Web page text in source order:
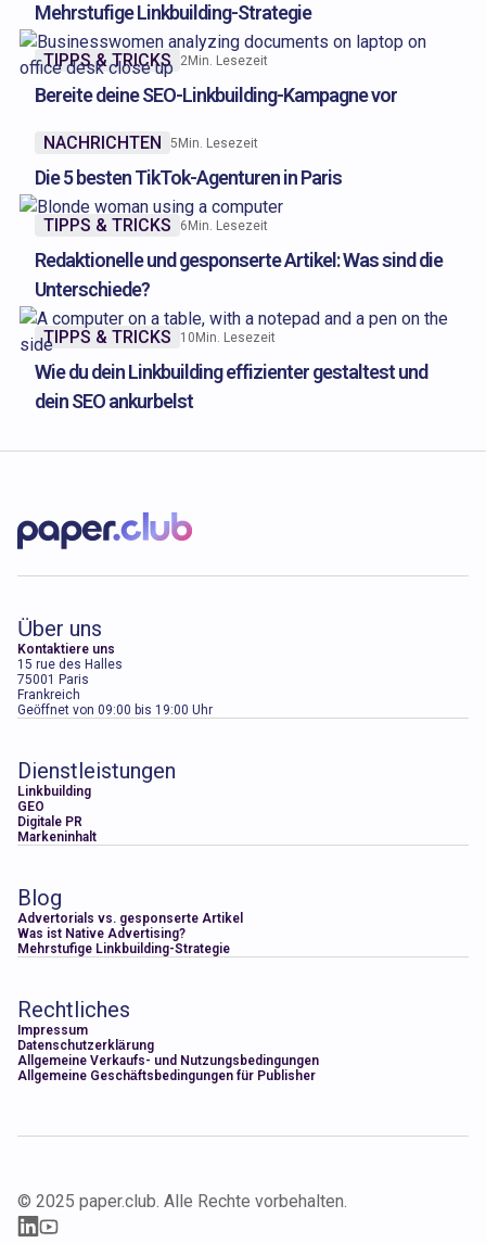
Mehrstufige Linkbuilding-Strategie
TIPPS & TRICKS 2Min. Lesezeit
Bereite deine SEO-Linkbuilding-Kampagne vor
NACHRICHTEN 5Min. Lesezeit
Die 5 besten TikTok-Agenturen in Paris
TIPPS & TRICKS 6Min. Lesezeit
Redaktionelle und gesponserte Artikel: Was sind die
Unterschiede?
TIPPS & TRICKS 10Min. Lesezeit
Wie du dein Linkbuilding effizienter gestaltest und
dein SEO ankurbelst
Über uns
Kontaktiere uns
15 rue des Halles
75001 Paris
Frankreich
Geöffnet von 09:00 bis 19:00 Uhr
Dienstleistungen
Linkbuilding
GEO
Digitale PR
Markeninhalt
Blog
Advertorials vs. gesponserte Artikel
Was ist Native Advertising?
Mehrstufige Linkbuilding-Strategie
Rechtliches
Impressum
Datenschutzerklärung
Allgemeine Verkaufs- und Nutzungsbedingungen
Allgemeine Geschäftsbedingungen für Publisher
© 2025 paper.club. Alle Rechte vorbehalten.